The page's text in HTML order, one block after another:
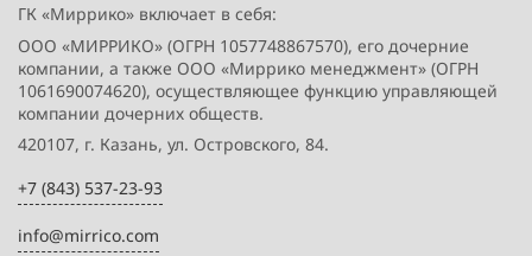
ГК «Миррико» включает в себя:
ООО «МИРРИКО» (ОГРН 1057748867570), его дочерние
компании, а также ООО «Миррико менеджмент» (ОГРН
1061690074620), осуществляющее функцию управляющей
компании дочерних обществ.
420107, г. Казань, ул. Островского, 84.
+7 (843) 537-23-93
info@mirrico.com